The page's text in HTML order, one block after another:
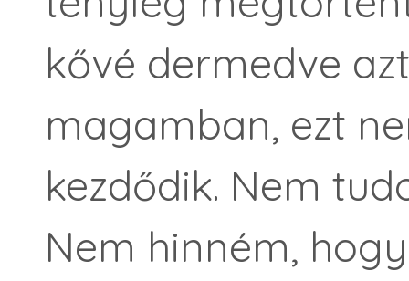
kővé dermedve
magamban, ezt
kezdődik. Nem
Nem hinném,